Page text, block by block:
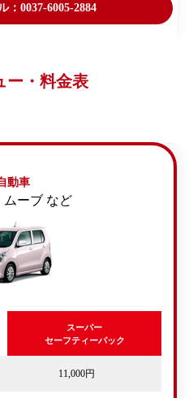
：0037-6005-2884
ー・料金表
動車
ムーブ など
スーパー
セーフティーパック
11,000円